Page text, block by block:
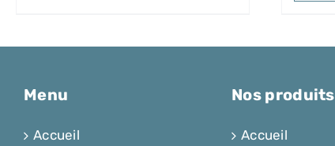
Menu
Accueil
Nos produits
Accueil